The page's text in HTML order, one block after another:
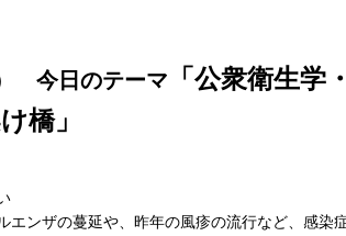
今日のテーマ
「公衆衛生学
橋」
エンザの蔓延や、昨年の風疹の流行など、感染